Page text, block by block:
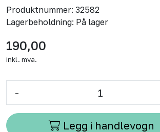
Produktnummer: 32582
Lagerbeholdning: På lager
190,00
inkl. mva.
-
Legg i handlevogn